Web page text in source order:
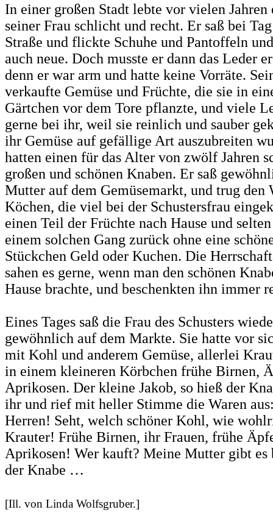
In einer großen Stadt lebte vor vielen
seiner Frau schlicht und recht. Er saß bei
Straße und flickte Schuhe und Pantoffeln
auch neue. Doch musste er dann das Leder
denn er war arm und hatte keine Vorräte.
verkaufte Gemüse und Früchte, die sie in
Gärtchen vor dem Tore pflanzte, und viele
gerne bei ihr, weil sie reinlich und sauber
ihr Gemüse auf gefällige Art auszubreiten
hatten einen für das Alter von zwölf Jahren
großen und schönen Knaben. Er saß
Mutter auf dem Gemüsemarkt, und trug den
Köchen, die viel bei der Schustersfrau
einen Teil der Früchte nach Hause und
einem solchen Gang zurück ohne eine
Stückchen Geld oder Kuchen. Die
sahen es gerne, wenn man den schönen
Hause brachte, und beschenkten ihn immer
Eines Tages saß die Frau des Schusters
gewöhnlich auf dem Markte. Sie hatte vor
mit Kohl und anderem Gemüse, allerlei
in einem kleineren Körbchen frühe Birnen,
Aprikosen. Der kleine Jakob, so hieß der
ihr und rief mit heller Stimme die Waren
Herren! Seht, welch schöner Kohl, wie
Krauter! Frühe Birnen, ihr Frauen, frühe
Aprikosen! Wer kauft? Meine Mutter gibt
der Knabe …
[Ill. von Linda Wolfsgruber.]